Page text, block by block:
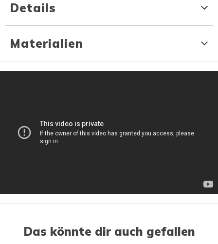
Details
Materialien
Das könnte dir auch gefallen